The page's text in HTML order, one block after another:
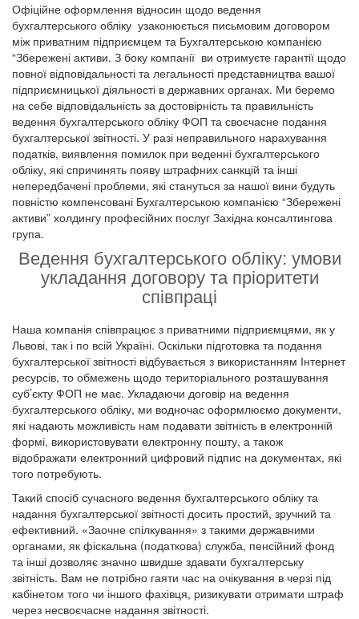
Офіційне оформлення відносин щодо ведення
бухгалтерського обліку узаконюється письмовим договором
між приватним підприємцем та Бухгалтерською компанією
“Збережені активи. З боку компанії ви отримуєте гарантії щодо
повної відповідальності та легальності представництва вашої
підприємницької діяльності в державних органах. Ми беремо
на себе відповідальність за достовірність та правильність
ведення бухгалтерського обліку ФОП та своєчасне подання
бухгалтерської звітності. У разі неправильного нарахування
податків, виявлення помилок при веденні бухгалтерського
обліку, які спричинять появу штрафних санкцій та інші
непередбачені проблеми, які стануться за нашої вини будуть
повністю компенсовані Бухгалтерською компанією “Збережені
активи” холдингу професійних послуг Західна консалтингова
група.
Ведення бухгалтерського обліку: умови
укладання договору та пріоритети
співпраці
Наша компанія співпрацює з приватними підприємцями, як у
Львові, так і по всій Україні. Оскільки підготовка та подання
бухгалтерської звітності відбувається з використанням Інтернет
ресурсів, то обмежень щодо територіального розташування
суб’єкту ФОП не має. Укладаючи договір на ведення
бухгалтерського обліку, ми водночас оформлюємо документи,
які надають можливість нам подавати звітність в електронній
формі, використовувати електронну пошту, а також
відображати електронний цифровий підпис на документах, які
того потребують.
Такий спосіб сучасного ведення бухгалтерського обліку та
надання бухгалтерської звітності досить простий, зручний та
ефективний. «Заочне спілкування» з такими державними
органами, як фіскальна (податкова) служба, пенсійний фонд
та інші дозволяє значно швидше здавати бухгалтерську
звітність. Вам не потрібно гаяти час на очікування в черзі під
кабінетом того чи іншого фахівця, ризикувати отримати штраф
через несвоєчасне надання звітності.